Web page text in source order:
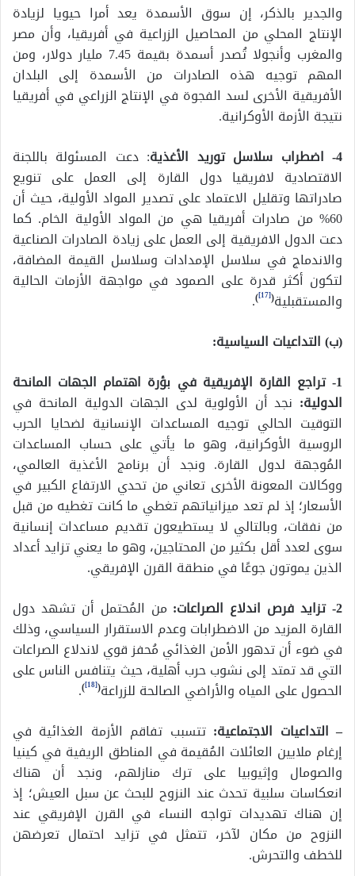
والجدير بالذكر، إن سوق الأسمدة يعد أمرا حيويا لزيادة
الإنتاج المحلي من المحاصيل الزراعية في أفريقيا، وأن مصر
والمغرب وأنجولا تُصدر أسمدة بقيمة 7.45 مليار دولار، ومن
المهم توجيه هذه الصادرات من الأسمدة إلى البلدان
الأفريقية الأخرى لسد الفجوة في الإنتاج الزراعي في أفريقيا
نتيجة الأزمة الأوكرانية.
4- اضطراب سلاسل توريد الأغذية
: دعت المسئولة باللجنة
الاقتصادية لافريقيا دول القارة إلى العمل على تنويع
صادراتها وتقليل الاعتماد على تصدير المواد الأولية، حيث أن
60% من صادرات أفريقيا هي من المواد الأولية الخام. كما
دعت الدول الافريقية إلى العمل على زيادة الصادرات الصناعية
والاندماج في سلاسل الإمدادات وسلاسل القيمة المضافة،
لتكون أكثر قدرة على الصمود في مواجهة الأزمات الحالية
والمستقبلية(
[17]
)
.
(ب) التداعيات السياسية:
1- تراجع القارة الإفريقية في بؤرة اهتمام الجهات المانحة
الدولية: نجد أن الأولوية لدى الجهات الدولية المانحة في
التوقيت الحالي توجيه المساعدات الإنسانية لضحايا الحرب
الروسية الأوكرانية، وهو ما يأتي على حساب المساعدات
المُوجهة لدول القارة. ونجد أن برنامج الأغذية العالمي،
ووكالات المعونة الأخرى تعاني من تحدي الارتفاع الكبير في
الأسعار؛ إذ لم تعد ميزانياتهم تغطي ما كانت تغطيه من قبل
من نفقات، وبالتالي لا يستطيعون تقديم مساعدات إنسانية
سوى لعدد أقل بكثير من المحتاجين، وهو ما يعني تزايد أعداد
الذين يموتون جوعًا في منطقة القرن الإفريقي.
2- تزايد فرص اندلاع الصراعات
: من المُحتمل أن تشهد دول
القارة المزيد من الاضطرابات وعدم الاستقرار السياسي، وذلك
في ضوء أن تدهور الأمن الغذائي مُحفز قوي لاندلاع الصراعات
التي قد تمتد إلى نشوب حرب أهلية، حيث يتنافس الناس على
الحصول على المياه والأراضي الصالحة للزراعة(
[18]
)
.
– التداعيات الاجتماعية: تتسبب تفاقم الأزمة الغذائية في
إرغام ملايين العائلات المُقيمة في المناطق الريفية في كينيا
والصومال وإثيوبيا على ترك منازلهم، ونجد أن هناك
انعكاسات سلبية تحدث عند النزوح للبحث عن سبل العيش؛ إذ
إن هناك تهديدات تواجه النساء في القرن الإفريقي عند
النزوح من مكان لآخر، تتمثل في تزايد احتمال تعرضهن
للخطف والتحرش.